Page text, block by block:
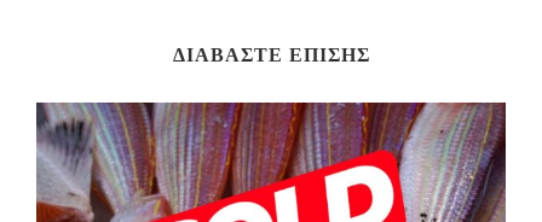
ΔΙΑΒΆΣΤΕ ΕΠΊΣΗΣ